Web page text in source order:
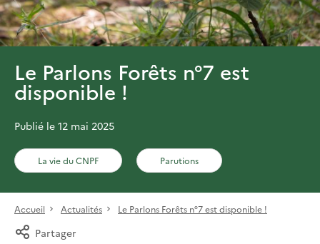
Le Parlons Forêts n°7 est
disponible !
Publié le 12 mai 2025
La vie du CNPF Parutions
Accueil Actualités Le Parlons Forêts n°7 est disponible !
Partager